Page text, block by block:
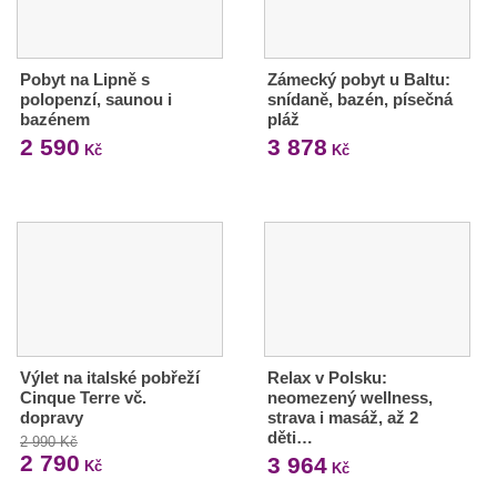
Pobyt na Lipně s
polopenzí, saunou i
bazénem
2 590 Kč
Zámecký pobyt u Baltu:
snídaně, bazén, písečná
pláž
3 878 Kč
Výlet na italské pobřeží
Cinque Terre vč.
dopravy
2 990 Kč
2 790 Kč
Relax v Polsku:
neomezený wellness,
strava i masáž, až 2
děti…
3 964Kč